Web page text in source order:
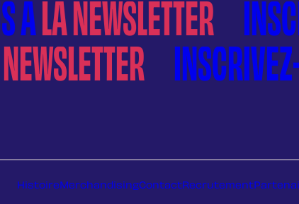
LA NEWSLETTER
NEWSLETTER
Histoire MerchandisingContactRecrutement